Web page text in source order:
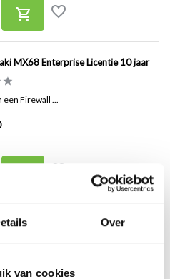
Over
van cookies
MX68 Enterprise Licentie 10 jaar
een Firewall ...
MX67C Advanced Security Licentie
een Firewall ...